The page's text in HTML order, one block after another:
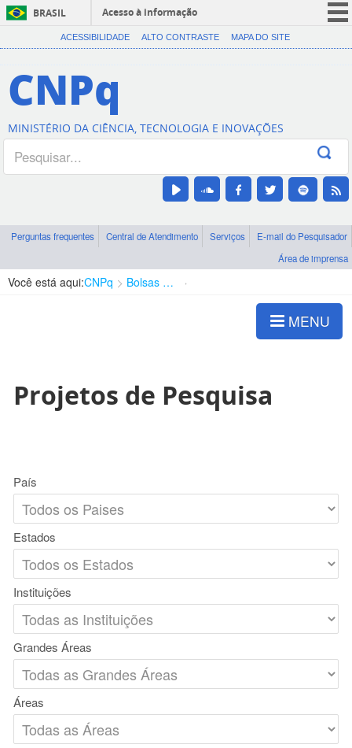
BRASIL
Acesso à informação
CORONAVÍRUS (COVID-19)
Canais
ACESSIBILIDADE ALTO CONTRASTE MAPA DO SITE
CNPq
MINISTÉRIO DA CIÊNCIA, TECNOLOGIA E INOVAÇÕES
Perguntas frequentes Central de Atendimento Serviços
E-mail do Pesquisador
Área de imprensa
Você está aqui:CNPq Bolsas e Auxílios Vigentes
MENU
Projetos de Pesquisa
País
Estados
Instituições
Grandes Áreas
Áreas